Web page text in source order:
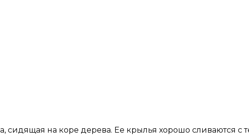
сидящая на коре дерева. Ее крылья хорошо сливаются с